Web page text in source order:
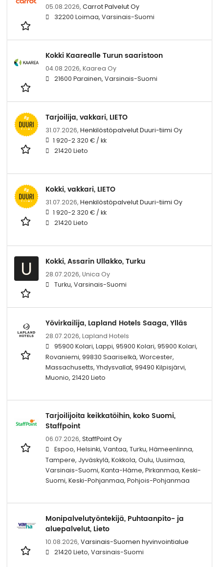
05.08.2026, Carrot Palvelut Oy
32200 Loimaa, Varsinais-Suomi
Kokki Kaarealle Turun saaristoon
04.08.2026, Kaarea Oy
21600 Parainen, Varsinais-Suomi
Tarjoilija, vakkari, LIETO
31.07.2026, Henkilöstöpalvelut Duuri-tiimi Oy
1 920-2 320 € / kk
21420 Lieto
Kokki, vakkari, LIETO
31.07.2026, Henkilöstöpalvelut Duuri-tiimi Oy
1 920-2 320 € / kk
21420 Lieto
U Kokki, Assarin Ullakko, Turku
28.07.2026, Unica Oy
Turku, Varsinais-Suomi
Yövirkailija, Lapland Hotels Saaga, Ylläs
28.07.2026, Lapland Hotels
95900 Kolari, Lappi, 95900 Kolari, 95900 Kolari,
Rovaniemi, 99830 Saariselkä, Worcester,
Massachusetts, Yhdysvallat, 99490 Kilpisjärvi,
Muonio, 21420 Lieto
Tarjoilijoita keikkatöihin, koko Suomi,
Staffpoint
06.07.2026, StaffPoint Oy
Espoo, Helsinki, Vantaa, Turku, Hämeenlinna,
Tampere, Jyväskylä, Kokkola, Oulu, Uusimaa,
Varsinais-Suomi, Kanta-Häme, Pirkanmaa, Keski-
Suomi, Keski-Pohjanmaa, Pohjois-Pohjanmaa
Monipalvelutyöntekijä, Puhtaanpito- ja
aluepalvelut, Lieto
10.08.2026, Varsinais-Suomen hyvinvointialue
21420 Lieto, Varsinais-Suomi